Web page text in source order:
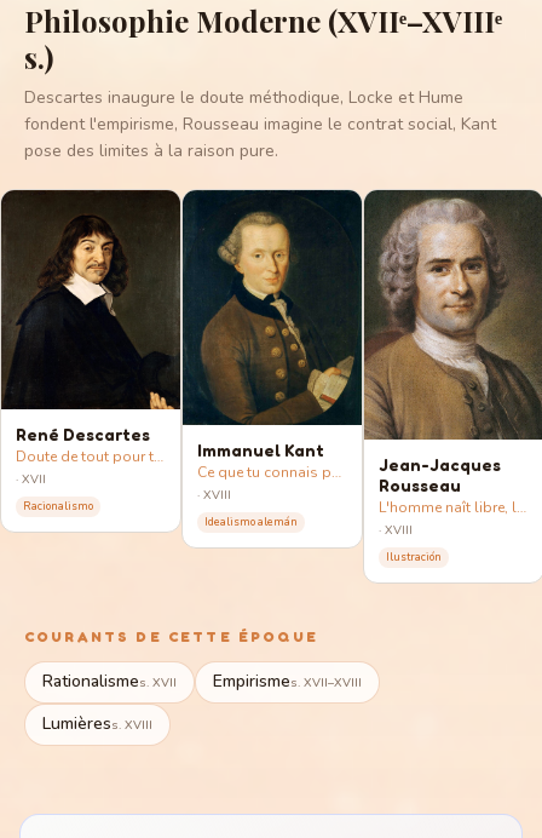
Philosophie Moderne (XVIIᵉ–XVIIIᵉ
s.)
Descartes inaugure le doute méthodique, Locke et Hume
fondent l'empirisme, Rousseau imagine le contrat social, Kant
pose des limites à la raison pure.
René Descartes
Doute de tout pour trouver l'indubitable : « je pense, donc je suis ».
· XVII
Racionalismo
Immanuel Kant
Ce que tu connais passe par des lunettes mentales ; le devoir, par une loi universelle.
· XVIII
Idealismo alemán
Jean-Jacques
Rousseau
L'homme naît libre, la société l'enchaîne. Peut-on y remédier ?
· XVIII
Ilustración
COURANTS DE CETTE ÉPOQUE
Rationalismes. XVII Empirismes. XVII–XVIII
Lumièress. XVIII